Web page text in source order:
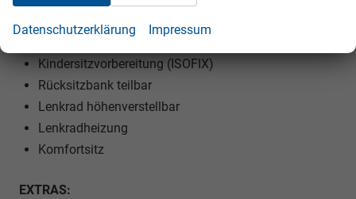
Elektrische Lendenwirbelstütze
Kindersitzvorbereitung (ISOFIX)
Rücksitzbank teilbar
Lenkrad höhenverstellbar
Lenkradheizung
Komfortsitz
EXTRAS:
Datenschutzerklärung Impressum